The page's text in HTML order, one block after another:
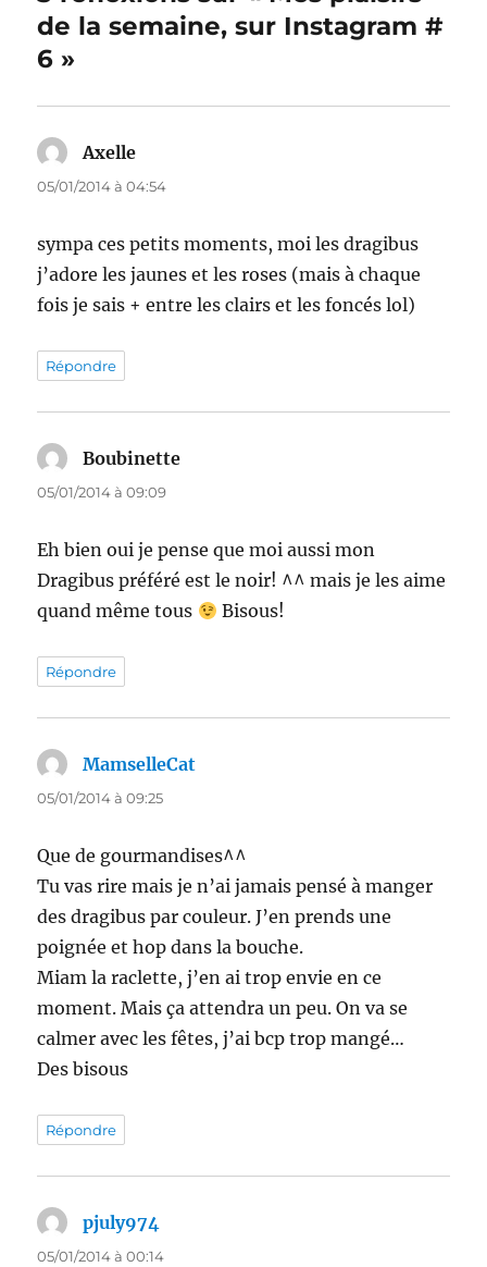
de la semaine, sur Instagram #
6 »
Axelle
05/01/2014 à 04:54
sympa ces petits moments, moi les dragibus
j’adore les jaunes et les roses (mais à chaque
fois je sais + entre les clairs et les foncés lol)
Répondre
Boubinette
05/01/2014 à 09:09
Eh bien oui je pense que moi aussi mon
Dragibus préféré est le noir! ^^ mais je les aime
quand même tous
Bisous!
Répondre
MamselleCat
05/01/2014 à 09:25
Que de gourmandises^^
Tu vas rire mais je n’ai jamais pensé à manger
des dragibus par couleur. J’en prends une
poignée et hop dans la bouche.
Miam la raclette, j’en ai trop envie en ce
moment. Mais ça attendra un peu. On va se
calmer avec les fêtes, j’ai bcp trop mangé…
Des bisous
Répondre
pjuly974
05/01/2014 à 00:14